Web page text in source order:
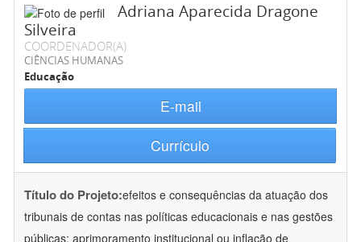
Adriana Aparecida Dragone
Silveira
COORDENADOR(A)
CIÊNCIAS HUMANAS
Educação
E-mail
Currículo
Título do Projeto:efeitos e consequências da atuação dos
tribunais de contas nas políticas educacionais e nas gestões
públicas: aprimoramento institucional ou inflação de